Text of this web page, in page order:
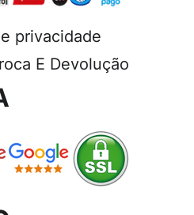
privacidade
E Devolução